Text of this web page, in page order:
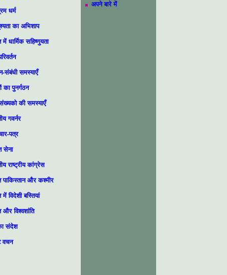
धर्म
का अभिशाप
धार्मिक सहिष्णुयता
संबंधी समस्याएँ
का पुनर्गठन
की समस्याएँ
गवर्नर
पत्र
सेना
राष्ट्रीय कांग्रेस
पाकिस्तान और कश्मीर
विदेशी बस्तियां
और विश्वशांति
संदेश
वचन
अपने बारे में